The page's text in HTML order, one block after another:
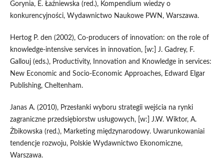
Gorynia, E. Łaźniewska (red.), Kompendium wiedzy o
konkurencyjności, Wydawnictwo Naukowe PWN, Warszawa.
Hertog P. den (2002), Co‑producers of innovation: on the role of
knowledge‑intensive services in innovation, [w:] J. Gadrey, F.
Gallouj (eds.), Productivity, Innovation and Knowledge in services:
New Economic and Socio‑Economic Approaches, Edward Elgar
Publishing, Cheltenham.
Janas A. (2010), Przesłanki wyboru strategii wejścia na rynki
zagraniczne przedsiębiorstw usługowych, [w:] J.W. Wiktor, A.
Żbikowska (red.), Marketing międzynarodowy. Uwarunkowaniai
tendencje rozwoju, Polskie Wydawnictwo Ekonomiczne,
Warszawa.